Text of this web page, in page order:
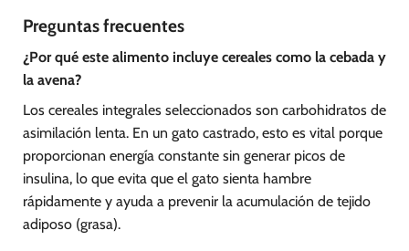
Preguntas frecuentes
¿Por qué este alimento incluye cereales como la cebada y
la avena?
Los cereales integrales seleccionados son carbohidratos de
asimilación lenta. En un gato castrado, esto es vital porque
proporcionan energía constante sin generar picos de
insulina, lo que evita que el gato sienta hambre
rápidamente y ayuda a prevenir la acumulación de tejido
adiposo (grasa).